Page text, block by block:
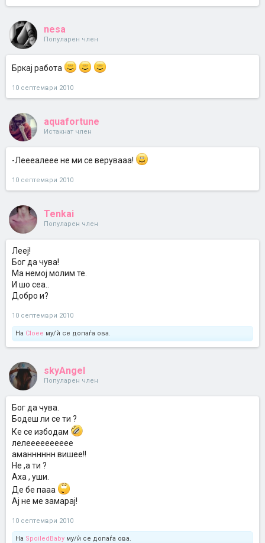
nesa
Популарен член
Бркај работа
10 септември 2010
aquafortune
Истакнат член
-Леееалеее не ми се верувааа!
10 септември 2010
Tenkai
Популарен член
Лееј!
Бог да чува!
Ма немој молим те.
И шо сеа..
Добро и?
10 септември 2010
На Cloee му/ѝ се допаѓа ова.
skyAngel
Популарен член
Бог да чува.
Бодеш ли се ти ?
Ке се избодам
лелееееееееее
аманннннн вишее!!
Не ,а ти ?
Аха , уши.
Де бе пааа
Ај не ме замарај!
10 септември 2010
На SpoiledBaby му/ѝ се допаѓа ова.